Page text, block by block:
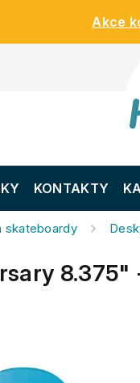
Akce
KONTAKTY
skateboardy
8.375"